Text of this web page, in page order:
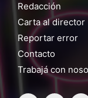
Redacción
Carta al director
Reportar error
Contacto
Trabajá con